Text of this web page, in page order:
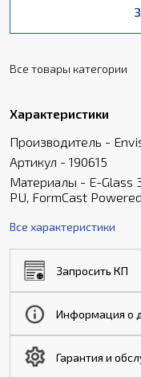
Все товары категории
Характеристики
Производитель -
Артикул - 190615
Материалы - E-Glass
PU, FormCast
Все характеристики
Запросить КП
Информация о
Гарантия и